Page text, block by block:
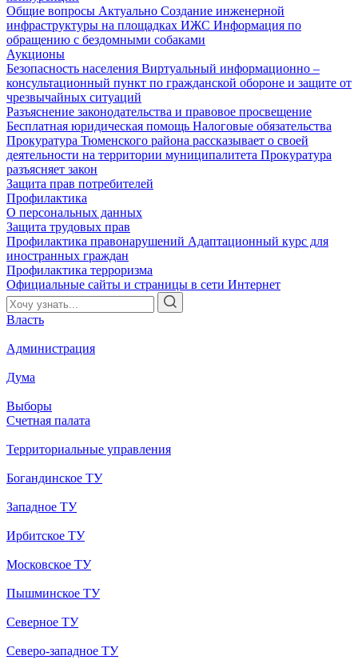
Общие вопросы Актуально Создание инженерной
инфраструктуры на площадках ИЖС Информация по
обращению с бездомными собаками
Аукционы
Безопасность населения Виртуальный информационно –
консультационный пункт по гражданской обороне и защите от
чрезвычайных ситуаций
Разъяснение законодательства и правовое просвещение
Бесплатная юридическая помощь Налоговые обязательства
Прокуратура Тюменского района рассказывает о своей
деятельности на территории муниципалитета Прокуратура
разъясняет закон
Защита прав потребителей
Профилактика
О персональных данных
Защита трудовых прав
Профилактика правонарушений Адаптационный курс для
иностранных граждан
Профилактика терроризма
Официальные сайты и страницы в сети Интернет
Власть
Администрация
Дума
Выборы
Счетная палата
Территориальные управления
Богандинское ТУ
Западное ТУ
Ирбитское ТУ
Московское ТУ
Пышминское ТУ
Северное ТУ
Северо-западное ТУ